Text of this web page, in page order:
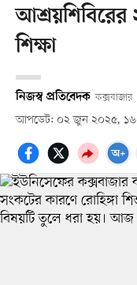
শিক্ষা
নিজস্ব প্রতিবেদক কক্সবাজার
আপডেট: ০২ জুন ২০২৫,